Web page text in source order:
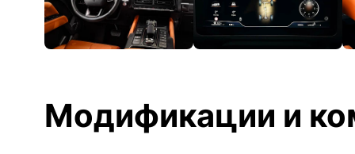
Модификации и